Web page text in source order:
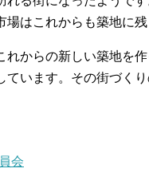
はこれからも築地に残
れからの新しい築地を
ています。その街づく
会